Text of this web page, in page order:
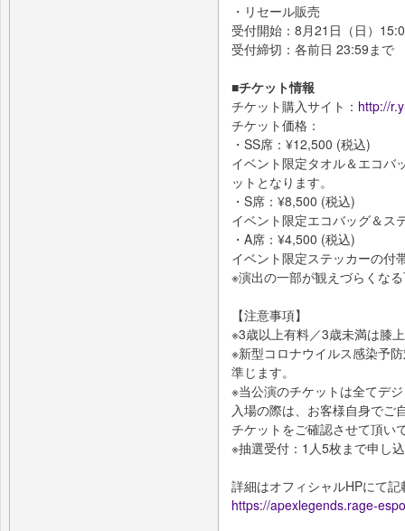
・リセール販売
受付開始：8月21日（日）
受付締切：各前日 23:59まで
■チケット情報
チケット購入サイト： http://
チケット価格：
・SS席：¥12,500 (税込)
イベント限定タオル＆エコバ
ットとなります。
・S席：¥8,500 (税込)
イベント限定エコバッグ＆ス
・A席：¥4,500 (税込)
イベント限定ステッカーの付
※演出の一部が観えづらくな
【注意事項】
※3歳以上有料／3歳未満は膝
※新型コロナウイルス感染予
準じます。
※当公演のチケットは全てデ
入場の際は、お客様自身でご
チケットをご確認させて頂い
※抽選受付：1人5枚まで申し
詳細はオフィシャルHPにて
https://apexlegends.rage-